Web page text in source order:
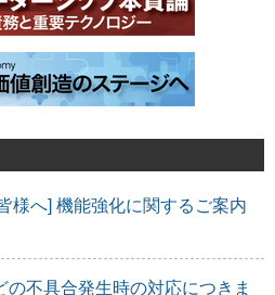
様へ] 機能強化に関するご案内
不具合発生時の対応につきま